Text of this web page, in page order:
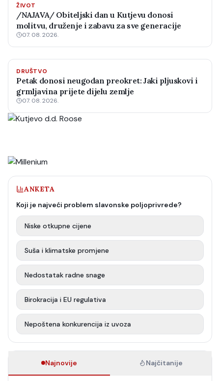
ŽIVOT
/NAJAVA/ Obiteljski dan u Kutjevu donosi
molitvu, druženje i zabavu za sve generacije
07. 08. 2026.
DRUŠTVO
Petak donosi neugodan preokret: Jaki pljuskovi i
grmljavina prijete dijelu zemlje
07. 08. 2026.
ANKETA
Koji je najveći problem slavonske poljoprivrede?
Niske otkupne cijene
Suša i klimatske promjene
Nedostatak radne snage
Birokracija i EU regulativa
Nepoštena konkurencija iz uvoza
Najnovije Najčitanije